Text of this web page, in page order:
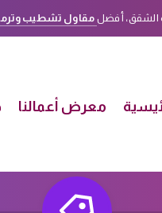
الشقق، أفضلمقاول تشطيب
معرض أعمالنا